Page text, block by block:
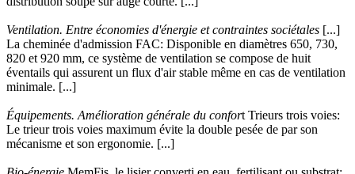
Ventilation. Entre économies d'énergie et contraintes sociétales [...]
La cheminée d'admission FAC: Disponible en diamètres 650, 730,
820 et 920 mm, ce système de ventilation se compose de huit
éventails qui assurent un flux d'air stable même en cas de ventilation
minimale. [...]
Équipements. Amélioration générale du confort Trieurs trois voies:
Le trieur trois voies maximum évite la double pesée de par son
mécanisme et son ergonomie. [...]